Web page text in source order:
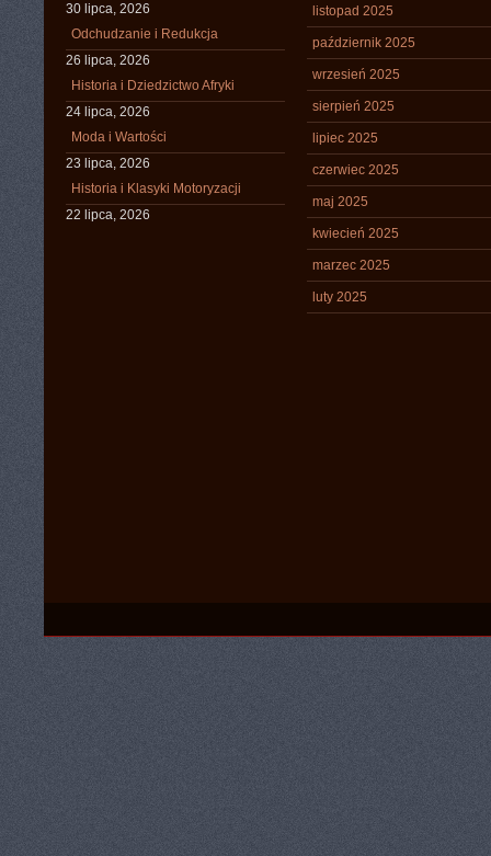
30 lipca, 2026
Odchudzanie i Redukcja
26 lipca, 2026
Historia i Dziedzictwo Afryki
24 lipca, 2026
Moda i Wartości
23 lipca, 2026
Historia i Klasyki Motoryzacji
22 lipca, 2026
listopad 2025
październik 2025
wrzesień 2025
sierpień 2025
lipiec 2025
czerwiec 2025
maj 2025
kwiecień 2025
marzec 2025
luty 2025